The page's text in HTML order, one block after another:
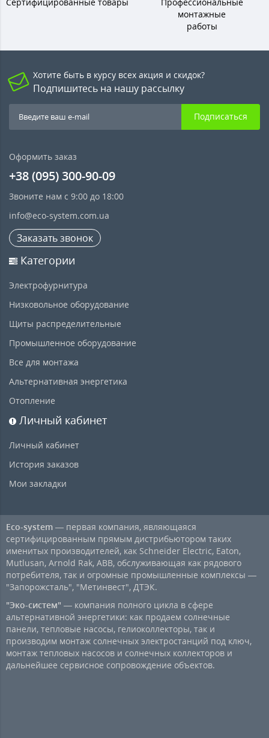
монтажные
работы
Хотите быть в курсу всех акция и скидок?
Подпишитесь на нашу рассылку
Подписаться
Оформить заказ
+38 (095) 300-90-09
Звоните нам с 9:00 до 18:00
info@eco-system.com.ua
Заказать звонок
Категории
Электрофурнитура
Низковольное оборудование
Щиты распределительные
Промышленное оборудование
Все для монтажа
Альтернативная энергетика
Отопление
Личный кабинет
Личный кабинет
История заказов
Мои закладки
Eco-system — первая компания, являющаяся
сертифицированным прямым дистрибьютором таких
именитых производителей, как Schneider Electric, Eaton,
Mutlusan, Arnold Rak, ABB, обслуживающая как рядового
потребителя, так и огромные промышленные комплексы —
"Запорожсталь", "Метинвест", ДТЭК.
"Эко-систем" — компания полного цикла в сфере
альтернативной энергетики: как продаем солнечные
панели, тепловые насосы, гелиоколлекторы, так и
производим монтаж солнечных электростанций под ключ,
монтаж тепловых насосов и солнечных коллекторов и
дальнейшее сервисное сопровождение объектов.